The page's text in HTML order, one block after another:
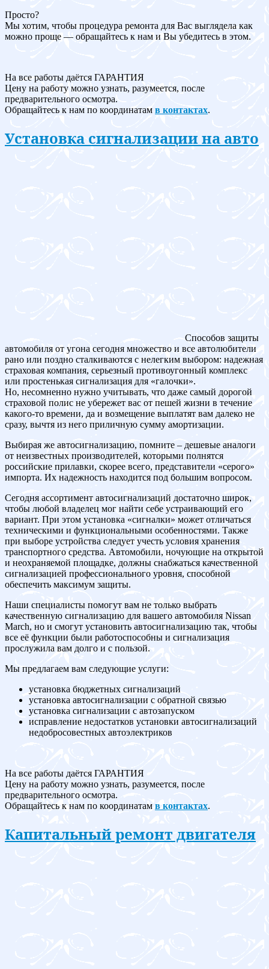
Просто?
Мы хотим, чтобы процедура ремонта для Вас выглядела как
можно проще — обращайтесь к нам и Вы убедитесь в этом.
На все работы даётся ГАРАНТИЯ
Цену на работу можно узнать, разумеется, после
предварительного осмотра.
Обращайтесь к нам по координатам в контактах.
Установка сигнализации на авто
Способов защиты
автомобиля от угона сегодня множество и все автолюбители
рано или поздно сталкиваются с нелегким выбором: надежная
страховая компания, серьезный противоугонный комплекс
или простенькая сигнализация для «галочки».
Но, несомненно нужно учитывать, что даже самый дорогой
страховой полис не убережет вас от пешей жизни в течение
какого-то времени, да и возмещение выплатят вам далеко не
сразу, вычтя из него приличную сумму амортизации.
Выбирая же автосигнализацию, помните – дешевые аналоги
от неизвестных производителей, которыми полнятся
российские прилавки, скорее всего, представители «серого»
импорта. Их надежность находится под большим вопросом.
Сегодня ассортимент автосигнализаций достаточно широк,
чтобы любой владелец мог найти себе устраивающий его
вариант. При этом установка «сигналки» может отличаться
техническими и функциональными особенностями. Также
при выборе устройства следует учесть условия хранения
транспортного средства. Автомобили, ночующие на открытой
и неохраняемой площадке, должны снабжаться качественной
сигнализацией профессионального уровня, способной
обеспечить максимум защиты.
Наши специалисты помогут вам не только выбрать
качественную сигнализацию для вашего автомобиля Nissan
March, но и смогут установить автосигнализацию так, чтобы
все её функции были работоспособны и сигнализация
прослужила вам долго и с пользой.
Мы предлагаем вам следующие услуги:
установка бюджетных сигнализаций
установка автосигнализации с обратной связью
установка сигнализации с автозапуском
исправление недостатков установки автосигнализаций
недобросовестных автоэлектриков
На все работы даётся ГАРАНТИЯ
Цену на работу можно узнать, разумеется, после
предварительного осмотра.
Обращайтесь к нам по координатам в контактах.
Капитальный ремонт двигателя